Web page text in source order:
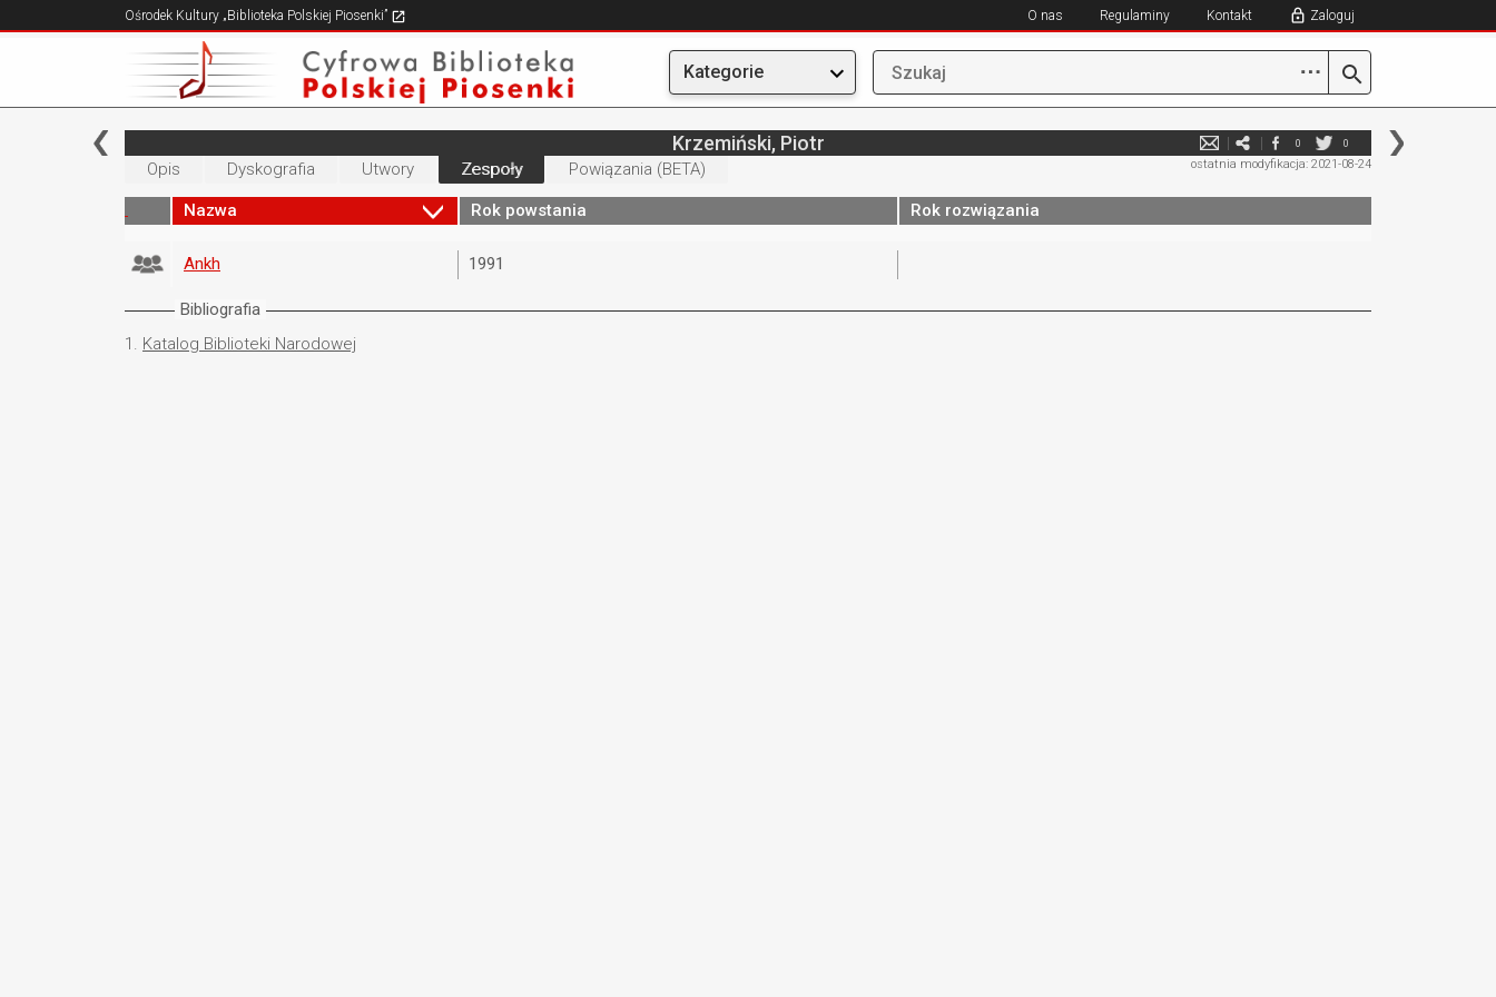
Ośrodek Kultury „Biblioteka Polskiej Piosenki” O nas Regulaminy Kontakt Zaloguj
Kategorie ⋯
Krzemiński, Piotr 0 0
ostatnia modyfikacja: 2021-08-24
Opis Dyskografia Utwory Zespoły Powiązania (BETA)
Nazwa Rok powstania Rok rozwiązania
Ankh 1991
Bibliografia
1. Katalog Biblioteki Narodowej